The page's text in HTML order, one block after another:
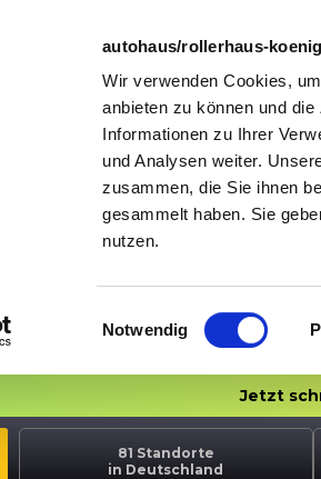
autohaus/rollerhaus-
Wir verwenden Cookies,
anbieten zu können und
Informationen zu Ihrer
und Analysen weiter.
zusammen, die Sie ihnen
gesammelt haben. Sie
nutzen.
Einwilligungsauswahl
Notwendig
Jetzt
81 Standorte
in Deutschland